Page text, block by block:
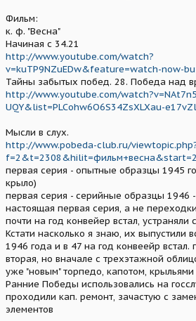
Фильм:
к. ф. "Весна"
Начиная с 34.21
http://www.youtube.com/watch?
v=kuTP9NZuEDw&feature=watch-now-
Тайны забытых побед. 28. Победа над
http://www.youtube.com/
UQY&list=PLCohw6O6S34ZsXLXau-
Мысли в слух.
http://www.pobeda-club.ru/
первая серия - опытные образцы 1945
крыло)
первая серия - серийные образцы 1946
настоящая первая серия, а не
почти на год конвейер встал, устраняли
Кстати насколько я знаю, их выпустили
1946 года и в 47 на год конвеейр встал.
вторая, но вначале с трехэтажной
уже "новым" торпедо, капотом, крыльями
Ранние Победы использовались на
проходили кап. ремонт, зачастую с
элементов